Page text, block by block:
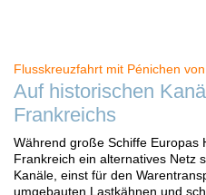
Flusskreuzfahrt mit Pénichen
Auf historischen
Frankreichs
Während große Schiffe Europas
Frankreich ein alternatives Netz
Kanäle, einst für den
umgebauten Lastkähnen und